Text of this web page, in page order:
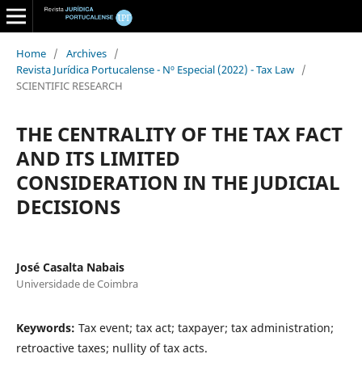
Home / Archives /
Revista Jurídica Portucalense - Nº Especial (2022) - Tax Law /
SCIENTIFIC RESEARCH
THE CENTRALITY OF THE TAX FACT
AND ITS LIMITED
CONSIDERATION IN THE JUDICIAL
DECISIONS
José Casalta Nabais
Universidade de Coimbra
Keywords: Tax event; tax act; taxpayer; tax administration;
retroactive taxes; nullity of tax acts.